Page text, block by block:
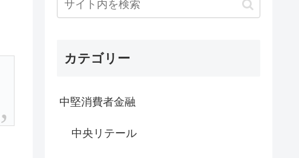
カテゴリー
中堅消費者金融
中央リテール